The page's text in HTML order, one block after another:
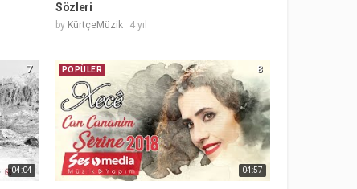
Sözleri
by KürtçeMüzik 4 yıl
04:04
7
04:57
8
POPÜLER